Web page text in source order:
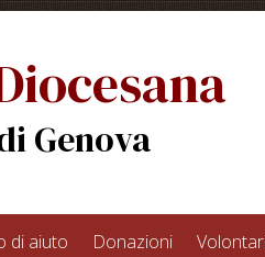
Genova
di aiuto Donazioni